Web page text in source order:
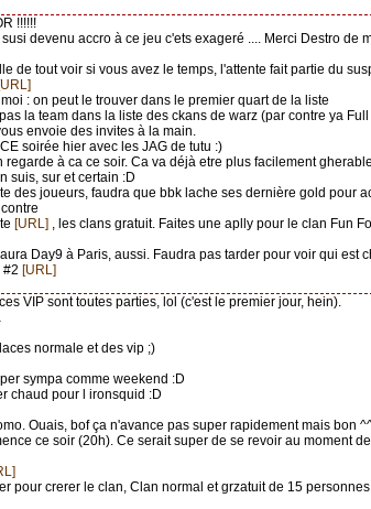
!!!!!!
susi devenu accro à ce jeu c'ets exageré .... Merci Destro de
de tout voir si vous avez le temps, l'attente fait partie du
: on peut le trouver dans le premier quart de la liste
la team dans la liste des ckans de warz (par contre ya
envoie des invites à la main.
soirée hier avec les JAG de tutu :)
regarde à ca ce soir. Ca va déjà etre plus facilement
suis, sur et certain :D
des joueurs, faudra que bbk lache ses dernière gold pour
[URL] , les clans gratuit. Faites une aplly pour le clan Fun
Day9 à Paris, aussi. Faudra pas tarder pour voir qui est
#2 [URL]
VIP sont toutes parties, lol (c'est le premier jour, hein).
normale et des vip ;)
sympa comme weekend :D
chaud pour l ironsquid :D
Ouais, bof ça n'avance pas super rapidement mais bon
ce soir (20h). Ce serait super de se revoir au moment
pour crerer le clan, Clan normal et grzatuit de 15